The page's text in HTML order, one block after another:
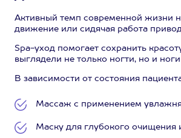
Активный темп современной жизни
движение или сидячая работа
Spa-уход помогает сохранить
выглядели не только ногти, но и
В зависимости от состояния
Массаж с применением
Маску для глубокого очищения